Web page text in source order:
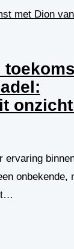
ervaring
onbekende,